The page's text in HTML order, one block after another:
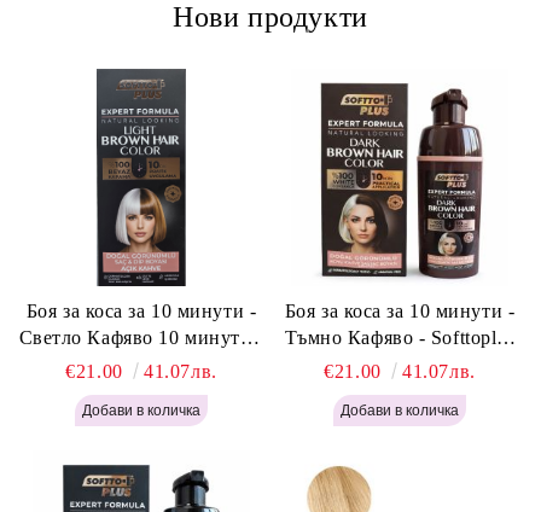
Нови продукти
Боя за коса за 10 минути -
Светло Кафяво 10 минути -
Softtoplus Expert Woman
Light Brown 400мл
€21.00 41.07лв.
Боя за коса за 10 минути -
Тъмно Кафяво - Softtoplus
Expert Woman Dark Brown
400 мл
€21.00 41.07лв.